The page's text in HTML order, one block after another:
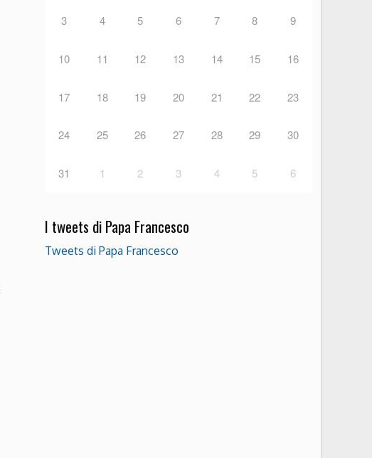
3 4 5 6 7 8 9
10 11 12 13 14 15 16
17 18 19 20 21 22 23
24 25 26 27 28 29 30
31 1 2 3 4 5 6
I tweets di Papa Francesco
Tweets di Papa Francesco